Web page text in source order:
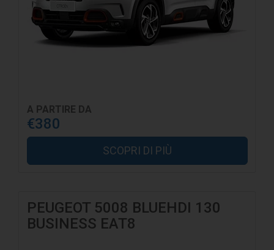
A PARTIRE DA
€380
SCOPRI DI PIÙ
PEUGEOT 5008 BLUEHDI 130
BUSINESS EAT8